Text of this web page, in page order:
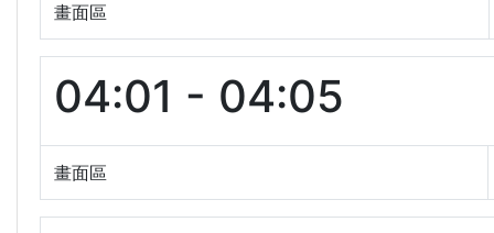
畫面區
04:01 - 04:05
畫面區